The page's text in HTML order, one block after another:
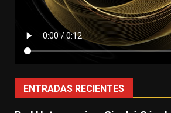
ENTRADAS RECIENTES